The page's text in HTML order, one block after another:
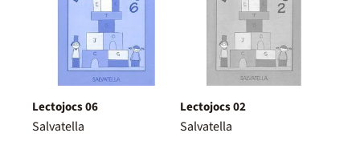
Lectojocs 06
Salvatella
Lectojocs 02
Salvatella